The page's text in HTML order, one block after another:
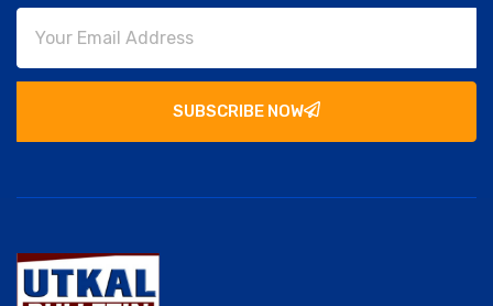
SUBSCRIBE NOW